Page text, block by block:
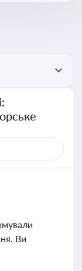
сфері
Ви